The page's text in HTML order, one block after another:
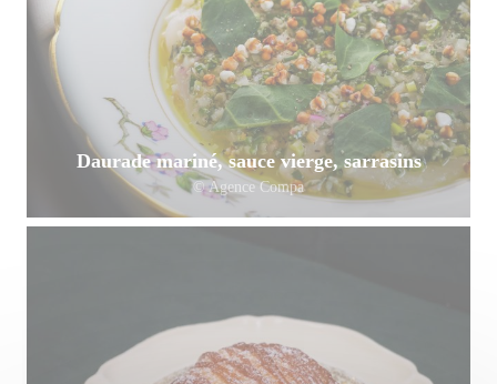
Daurade mariné, sauce vierge, sarrasins
© Agence Compa